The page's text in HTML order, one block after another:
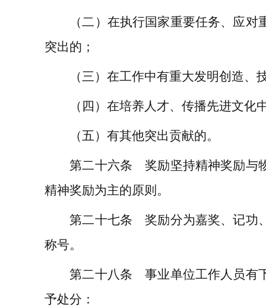
（二）在执行国家重要任务、应对
突出的；
（三）在工作中有重大发明创造、
（四）在培养人才、传播先进文化
（五）有其他突出贡献的。
第二十六条 奖励坚持精神奖励与
精神奖励为主的原则。
第二十七条 奖励分为嘉奖、记功
称号。
第二十八条 事业单位工作人员有
予处分：